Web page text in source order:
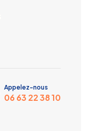
Appelez-nous
06 63 22 38 10